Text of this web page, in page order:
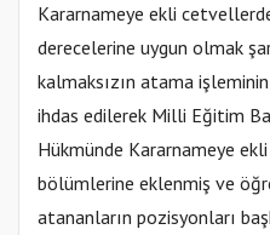
Kararnameye ekli
derecelerine uygun olmak
kalmaksızın atama
ihdas edilerek Milli Eğitim
Hükmünde Kararnameye
bölümlerine eklenmiş ve
atananların pozisyonları